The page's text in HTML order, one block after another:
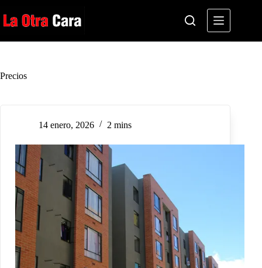
al
contenido
Precios
14 enero, 2026 2 mins